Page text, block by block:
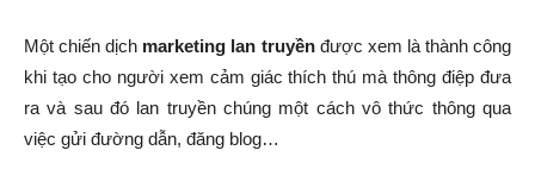
Một chiến dịch marketing lan truyềnđược xem là thành công
khi tạo cho người xem cảm giác thích thú mà thông điệp đưa
ra và sau đó lan truyền chúng một cách vô thức thông qua
việc gửi đường dẫn, đăng blog…